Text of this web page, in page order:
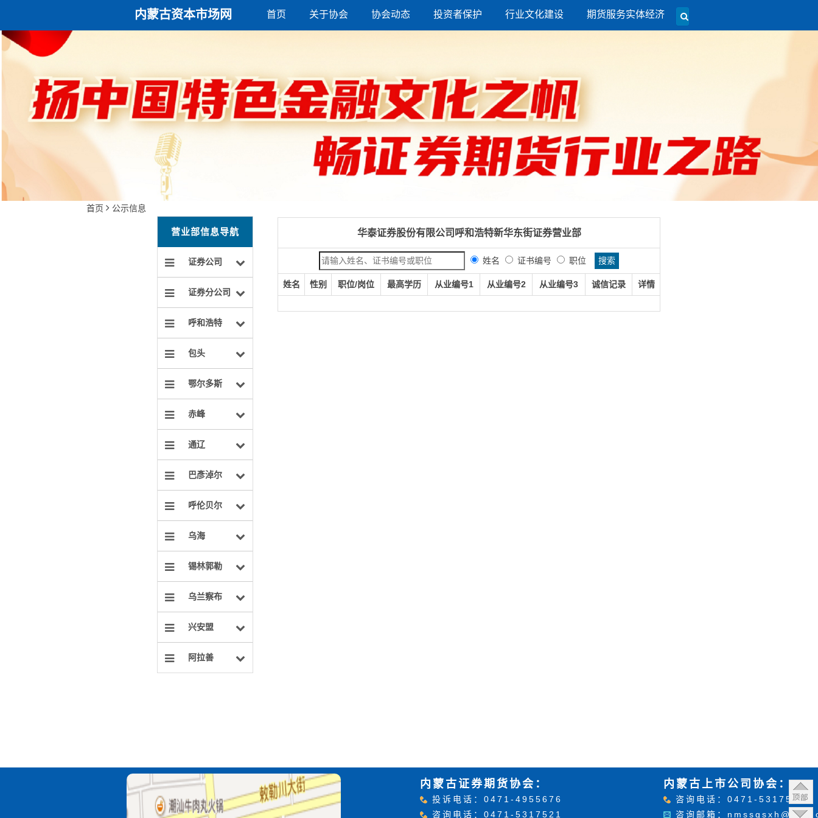
内蒙古资本市场网 首页 关于协会 协会动态 投资者保护 行业文化建设 期货服务实体经济
首页 公示信息
营业部信息导航
证券公司
证券分公司
呼和浩特
包头
鄂尔多斯
赤峰
通辽
巴彥淖尔
呼伦贝尔
乌海
锡林郭勒
乌兰察布
兴安盟
阿拉善
华泰证券股份有限公司呼和浩特新华东街证券营业部
姓名 证书编号 职位
姓名 性别 职位/岗位 最高学历 从业编号1 从业编号2 从业编号3 诚信记录 详情
内蒙古证券期货协会： 内蒙古上市公司协会：
投诉电话：0471-4955676
咨询电话：0471-5317515
咨询电话：0471-5317521
咨询邮箱：